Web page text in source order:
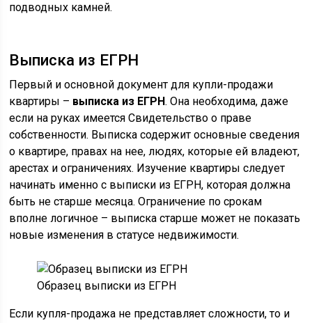
подводных камней.
Выписка из ЕГРН
Первый и основной документ для купли-продажи
квартиры – выписка из ЕГРН. Она необходима, даже
если на руках имеется Свидетельство о праве
собственности. Выписка содержит основные сведения
о квартире, правах на нее, людях, которые ей владеют,
арестах и ограничениях. Изучение квартиры следует
начинать именно с выписки из ЕГРН, которая должна
быть не старше месяца. Ограничение по срокам
вполне логичное – выписка старше может не показать
новые изменения в статусе недвижимости.
Образец выписки из ЕГРН
Если купля-продажа не представляет сложности, то и